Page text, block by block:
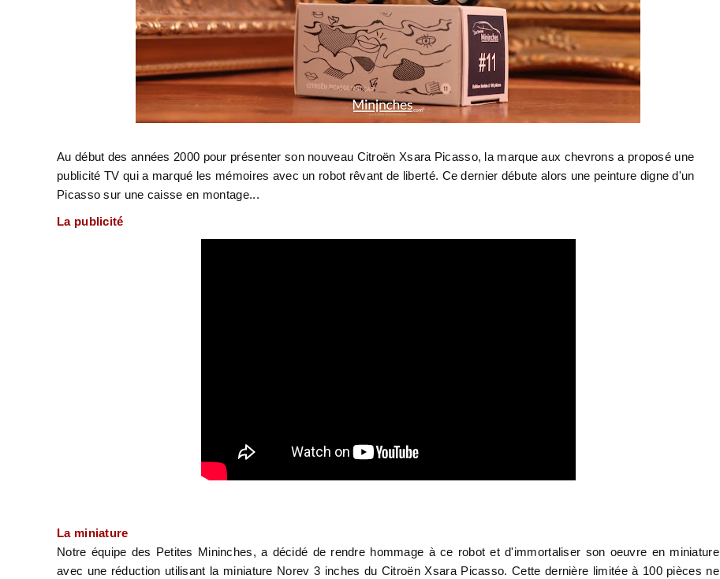
Au début des années 2000 pour présenter son nouveau Citroën Xsara Picasso, la marque aux chevrons a proposé une
publicité TV qui a marqué les mémoires avec un robot rêvant de liberté. Ce dernier débute alors une peinture digne d'un
Picasso sur une caisse en montage...
La publicité
La miniature
Notre équipe des Petites Mininches, a décidé de rendre hommage à ce robot et d'immortaliser son oeuvre en miniature
avec une réduction utilisant la miniature Norev 3 inches du Citroën Xsara Picasso. Cette dernière limitée à 100 pièces ne